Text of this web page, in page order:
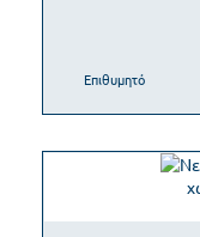
Επιθυμητό